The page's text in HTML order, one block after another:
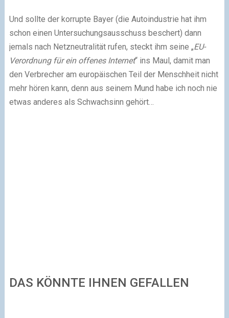
Und sollte der korrupte Bayer (die Autoindustrie hat ihm
schon einen Untersuchungsausschuss beschert) dann
jemals nach Netzneutralität rufen, steckt ihm seine „EU-
Verordnung für ein offenes Internet“ ins Maul, damit man
den Verbrecher am europäischen Teil der Menschheit nicht
mehr hören kann, denn aus seinem Mund habe ich noch nie
etwas anderes als Schwachsinn gehört…
DAS KÖNNTE IHNEN GEFALLEN